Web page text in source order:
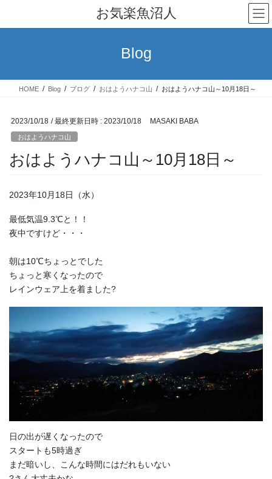
テ
ス
ゲ
ン
お気楽魚沼人
Blog
HOME Blog ブログ おはようハナコ山 おはようハナコ山～10月18日～
2023/10/18 / 最終更新日時 : 2023/10/18 MASAKI BABA
おはようハナコ山
おはようハナコ山～10月18日～
2023年10月18日（水）
最低気温9.3℃と！！
夜中ですけど・・・
朝は10℃ちょっとでした
ちょっと寒くなったので
レインウェア上を着ました?
日の出が遅くなったので
スタートも5時過ぎ
まだ暗いし、こんな時間にはだれもいない